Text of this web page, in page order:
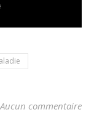
Aucun commentaire